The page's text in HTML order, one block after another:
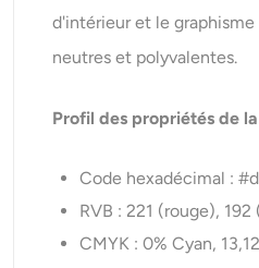
d'intérieur et le graphisme
neutres et polyvalentes.
Profil des propriétés de
Code hexadécimal :
RVB : 221 (rouge),
CMYK : 0% Cyan,